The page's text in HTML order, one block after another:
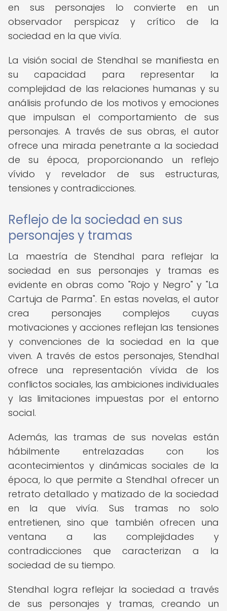
en sus personajes lo convierte en un
observador perspicaz y crítico de la
sociedad en la que vivía.
La visión social de Stendhal se manifiesta en
su capacidad para representar la
complejidad de las relaciones humanas y su
análisis profundo de los motivos y emociones
que impulsan el comportamiento de sus
personajes. A través de sus obras, el autor
ofrece una mirada penetrante a la sociedad
de su época, proporcionando un reflejo
vívido y revelador de sus estructuras,
tensiones y contradicciones.
Reflejo de la sociedad en sus
personajes y tramas
La maestría de Stendhal para reflejar la
sociedad en sus personajes y tramas es
evidente en obras como "Rojo y Negro" y "La
Cartuja de Parma". En estas novelas, el autor
crea personajes complejos cuyas
motivaciones y acciones reflejan las tensiones
y convenciones de la sociedad en la que
viven. A través de estos personajes, Stendhal
ofrece una representación vívida de los
conflictos sociales, las ambiciones individuales
y las limitaciones impuestas por el entorno
social.
Además, las tramas de sus novelas están
hábilmente entrelazadas con los
acontecimientos y dinámicas sociales de la
época, lo que permite a Stendhal ofrecer un
retrato detallado y matizado de la sociedad
en la que vivía. Sus tramas no solo
entretienen, sino que también ofrecen una
ventana a las complejidades y
contradicciones que caracterizan a la
sociedad de su tiempo.
Stendhal logra reflejar la sociedad a través
de sus personajes y tramas, creando un